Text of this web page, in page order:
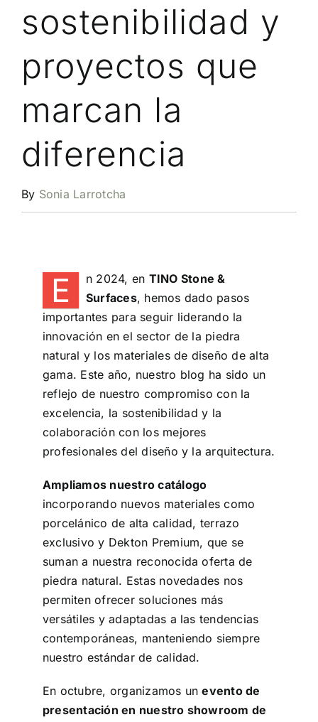
sostenibilidad y
proyectos que
marcan la
diferencia
By Sonia Larrotcha
E n 2024, en TINO Stone &
Surfaces, hemos dado pasos
importantes para seguir liderando la
innovación en el sector de la piedra
natural y los materiales de diseño de alta
gama. Este año, nuestro blog ha sido un
reflejo de nuestro compromiso con la
excelencia, la sostenibilidad y la
colaboración con los mejores
profesionales del diseño y la arquitectura.
Ampliamos nuestro catálogo
incorporando nuevos materiales como
porcelánico de alta calidad, terrazo
exclusivo y Dekton Premium, que se
suman a nuestra reconocida oferta de
piedra natural. Estas novedades nos
permiten ofrecer soluciones más
versátiles y adaptadas a las tendencias
contemporáneas, manteniendo siempre
nuestro estándar de calidad.
En octubre, organizamos unevento de
presentación en nuestro showroom de